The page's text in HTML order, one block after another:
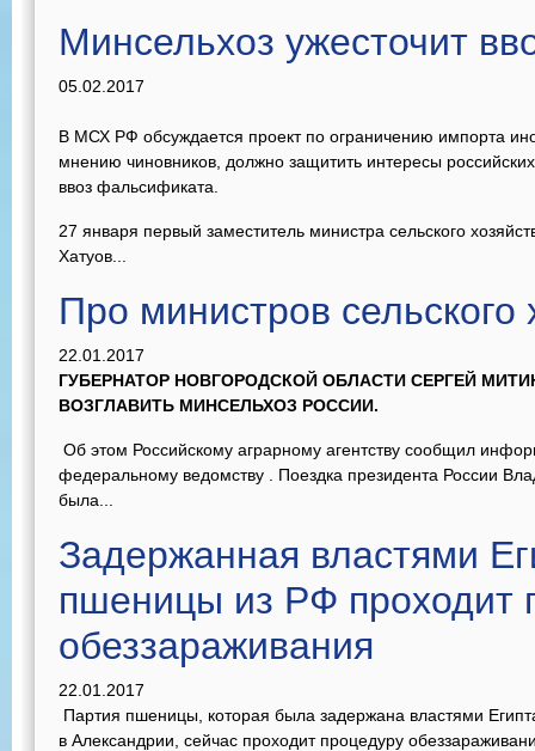
Минсельхоз ужесточит
05.02.2017
В МСХ РФ обсуждается проект по ограничению импорта
мнению чиновников, должно защитить интересы
ввоз фальсификата.
27 января первый заместитель министра сельского
Хатуов...
Про министров сельского
22.01.2017
ГУБЕРНАТОР НОВГОРОДСКОЙ ОБЛАСТИ СЕРГЕЙ
ВОЗГЛАВИТЬ МИНСЕЛЬХОЗ РОССИИ.
Об этом Российскому аграрному агентству сообщил
федеральному ведомству . Поездка президента России
была...
Задержанная властями
пшеницы из РФ проходит
обеззараживания
22.01.2017
Партия пшеницы, которая была задержана властями
в Александрии, сейчас проходит процедуру